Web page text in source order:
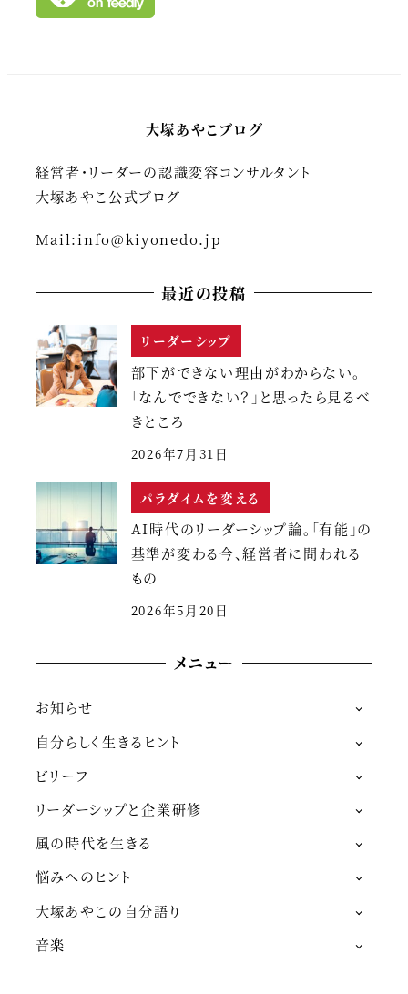
大塚あやこブログ
経営者・リーダーの認識変容コンサルタント
大塚あやこ公式ブログ
Mail:info@kiyonedo.jp
最近の投稿
リーダーシップ
部下ができない理由がわからない。
「なんでできない？」と思ったら見るべ
きところ
2026年7月31日
パラダイムを変える
AI時代のリーダーシップ論。「有能」の
基準が変わる今、経営者に問われる
もの
2026年5月20日
メニュー
お知らせ
自分らしく生きるヒント
ビリーフ
リーダーシップと企業研修
風の時代を生きる
悩みへのヒント
大塚あやこの自分語り
音楽